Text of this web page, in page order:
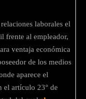
laborales el
frente al empleador,
ventaja económica
de los medios
aparece el
el artículo 23° de